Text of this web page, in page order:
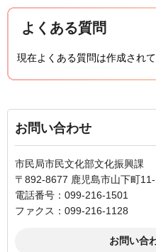
よくある質問
現在よくある質問は作成されて
お問い合わせ
市民局市民文化部文化振興課
〒892-8677 鹿児島市山下町11-
電話番号：099-216-1501
ファクス：099-216-1128